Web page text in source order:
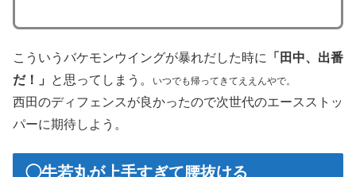
こういうバケモンウイングが暴れだした時に
「田中、出番
だ！」
と思ってしまう。 いつでも帰ってきてええんやで。
西田のディフェンスが良かったので次世代のエースストッ
パーに期待しよう。
◯牛若丸が上手すぎて腰抜ける